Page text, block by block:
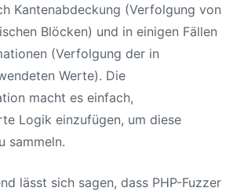
Kantenabdeckung (Verfolgung von
Blöcken) und in einigen Fällen
(Verfolgung der in
Werte). Die
macht es einfach,
Logik einzufügen, um diese
sammeln.
lässt sich sagen, dass PHP-Fuzzer